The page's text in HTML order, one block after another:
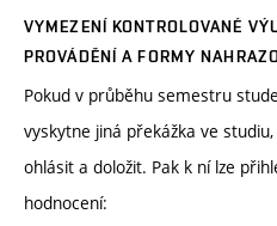
VYMEZENÍ KONTROLOVANÉ
PROVÁDĚNÍ A FORMY
Pokud v průběhu semestru
vyskytne jiná překážka ve
ohlásit a doložit. Pak k ní lze
hodnocení: